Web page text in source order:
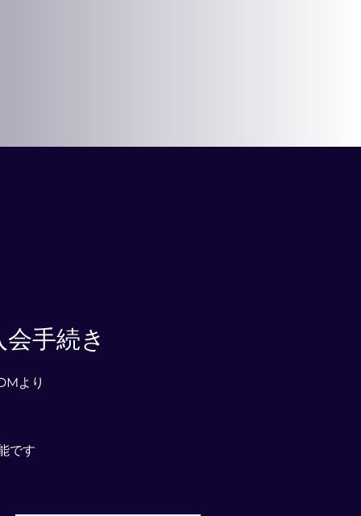
手続き
より
です